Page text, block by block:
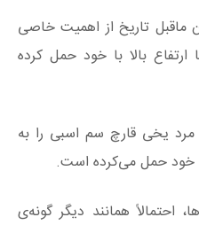
ماقبل تاریخ از اهمیت خاصی
بالا با خود حمل کرده
مرد یخی قارچ سم اسبی را به
خود حمل می‌کرده است.
احتمالاً همانند دیگر گونه‌ی